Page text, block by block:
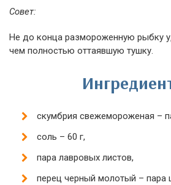
Совет:
Не до конца размороженную рыбку
чем полностью оттаявшую тушку.
скумбрия свежемороженая –
соль – 60 г,
пара лавровых листов,
перец черный молотый – пара